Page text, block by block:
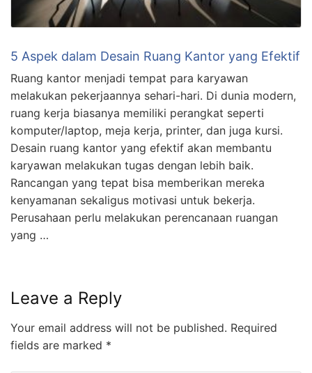
5 Aspek dalam Desain Ruang Kantor yang Efektif
Ruang kantor menjadi tempat para karyawan
melakukan pekerjaannya sehari-hari. Di dunia modern,
ruang kerja biasanya memiliki perangkat seperti
komputer/laptop, meja kerja, printer, dan juga kursi.
Desain ruang kantor yang efektif akan membantu
karyawan melakukan tugas dengan lebih baik.
Rancangan yang tepat bisa memberikan mereka
kenyamanan sekaligus motivasi untuk bekerja.
Perusahaan perlu melakukan perencanaan ruangan
yang …
Leave a Reply
Your email address will not be published. Required
fields are marked *